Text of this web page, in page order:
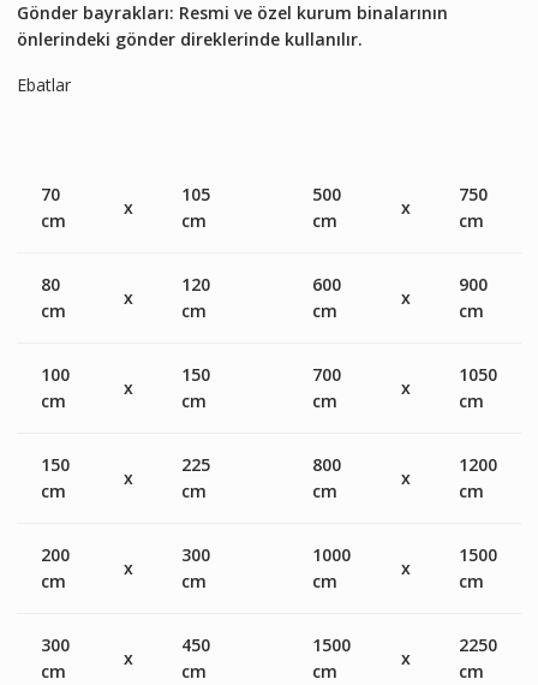
Gönder bayrakları: Resmi ve özel kurum binalarının
önlerindeki gönder direklerinde kullanılır.
Ebatlar
70
cm
x
105
cm
500
cm
x
750
cm
80
cm
x
120
cm
600
cm
x
900
cm
100
cm
x
150
cm
700
cm
x
1050
cm
150
cm
x
225
cm
800
cm
x
1200
cm
200
cm
x
300
cm
1000
cm
x
1500
cm
300
cm
x
450
cm
1500
cm
x
2250
cm